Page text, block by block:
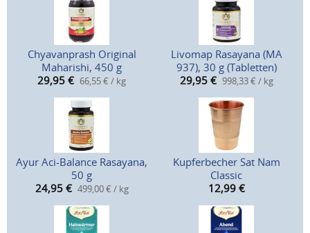
Chyavanprash Original
Maharishi, 450 g
29,95 € 66,55 € / kg
Livomap Rasayana (MA
937), 30 g (Tabletten)
29,95 € 998,33 € / kg
Ayur Aci-Balance Rasayana,
50 g
24,95 € 499,00 € / kg
Kupferbecher Sat Nam
Classic
12,99 €